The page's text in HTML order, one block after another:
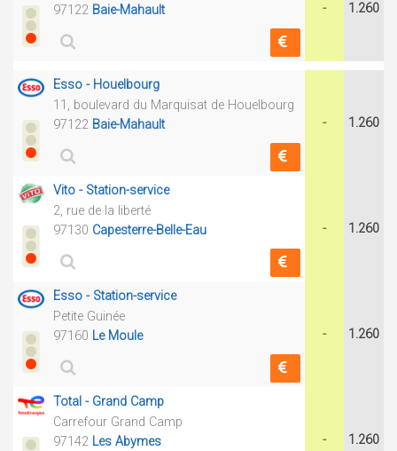
97122 Baie-Mahault - 1.260
Esso - Houelbourg
11, boulevard du Marquisat de Houelbourg
97122 Baie-Mahault - 1.260
Vito - Station-service
2, rue de la liberté
97130 Capesterre-Belle-Eau - 1.260
Esso - Station-service
Petite Guinée
97160 Le Moule - 1.260
Total - Grand Camp
Carrefour Grand Camp
97142 Les Abymes - 1.260